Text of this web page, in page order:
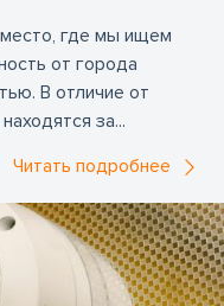
где мы ищем
от города
В отличие от
за...
Читать подробнее